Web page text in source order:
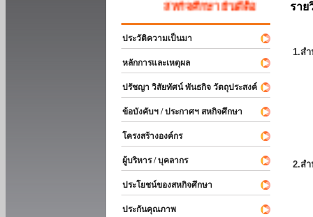
สหกิจศึกษา ยินดีต้อนรับ
ประวัติความเป็นมา
หลักการและเหตุผล
ปรัชญา วิสัยทัศน์ พันธกิจ วัตถุประสงค์
ข้อบังคับฯ / ประกาศฯ สหกิจศึกษา
โครงสร้างองค์กร
ผู้บริหาร / บุคลากร
ประโยชน์ของสหกิจศึกษา
ประกันคุณภาพ
ราย
1.ส
2.ส